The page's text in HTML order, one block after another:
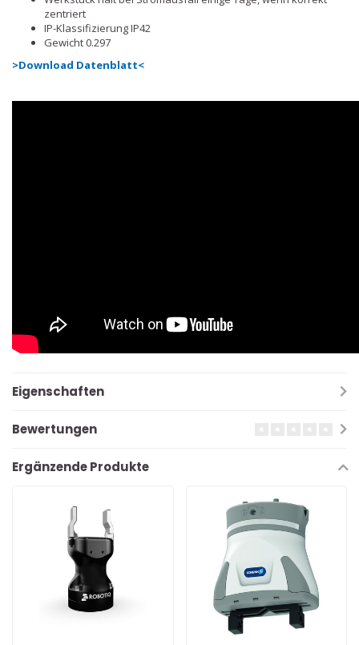
zentriert
IP-Klassifizierung IP42
Gewicht 0.297
>Download Datenblatt<
Eigenschaften
Bewertungen
Ergänzende Produkte